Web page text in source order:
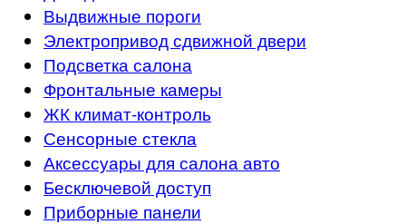
Выдвижные пороги
Электропривод сдвижной двери
Подсветка салона
Фронтальные камеры
ЖК климат-контроль
Сенсорные стекла
Аксессуары для салона авто
Бесключевой доступ
Приборные панели